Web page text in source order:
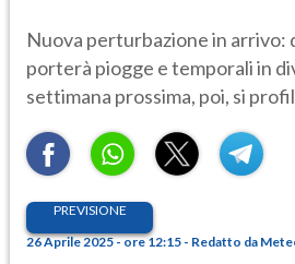
Nuova perturbazione in arrivo:
porterà piogge e temporali in
settimana prossima, poi, si
PREVISIONE
26 Aprile 2025 - ore 12:15 - Redatto da